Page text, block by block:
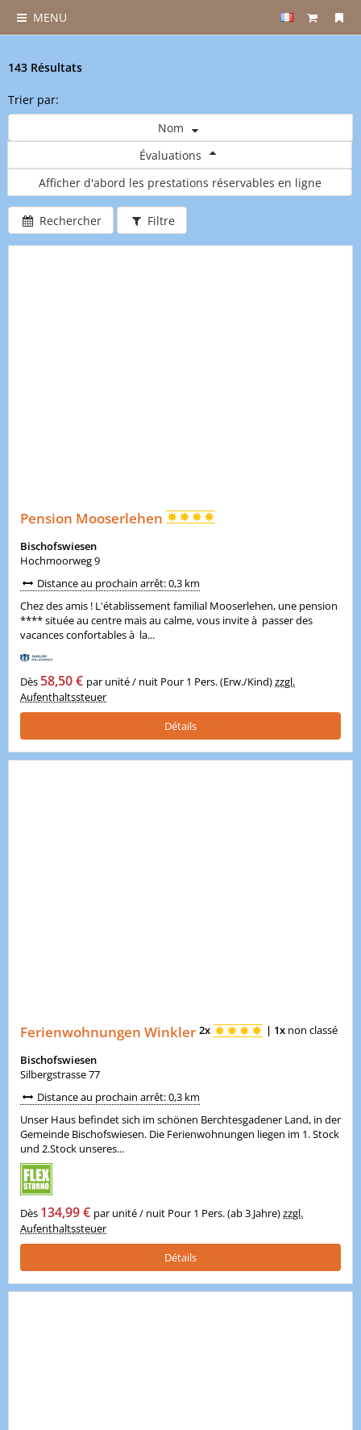
MENU
143 Résultats
Trier par:
Nom
Évaluations
Afficher d'abord les prestations réservables en ligne
Rechercher Filtre
Pension Mooserlehen
Bischofswiesen
Hochmoorweg 9
Distance au prochain arrêt: 0,3 km
Chez des amis ! L'établissement familial Mooserlehen, une pension
**** située au centre mais au calme, vous invite à passer des
vacances confortables à la...
Dès 58,50 € par unité / nuit Pour 1 Pers. (Erw./Kind)zzgl.
Aufenthaltssteuer
Détails
Ferienwohnungen Winkler 2x | 1x non classé
Bischofswiesen
Silbergstrasse 77
Distance au prochain arrêt: 0,3 km
Unser Haus befindet sich im schönen Berchtesgadener Land, in der
Gemeinde Bischofswiesen. Die Ferienwohnungen liegen im 1. Stock
und 2.Stock unseres...
Dès 134,99 € par unité / nuit Pour 1 Pers. (ab 3 Jahre)zzgl.
Aufenthaltssteuer
Détails